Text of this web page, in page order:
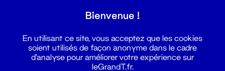
Bienvenue !
En utilisant ce site, vous acceptez que les cookies
soient utilisés de façon anonyme dans le cadre
d'analyse pour améliorer votre expérience sur
leGrandT.fr.